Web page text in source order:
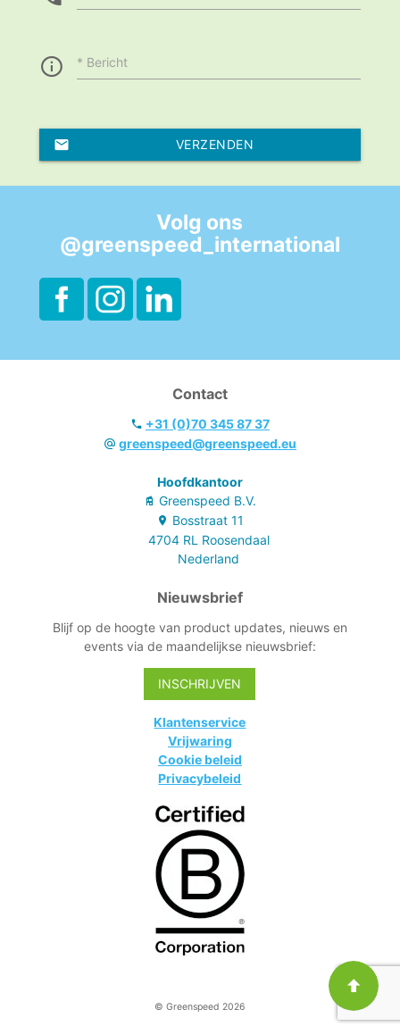
Bericht
VERZENDEN
Volg ons
@greenspeed_international
Contact
+31 (0)70 345 87 37
greenspeed@greenspeed.eu
Hoofdkantoor
Greenspeed B.V.
Bosstraat 11
4704 RL Roosendaal
Nederland
Nieuwsbrief
Blijf op de hoogte van product updates, nieuws en
events via de maandelijkse nieuwsbrief:
INSCHRIJVEN
Klantenservice
Vrijwaring
Cookie beleid
Privacybeleid
© Greenspeed 2026